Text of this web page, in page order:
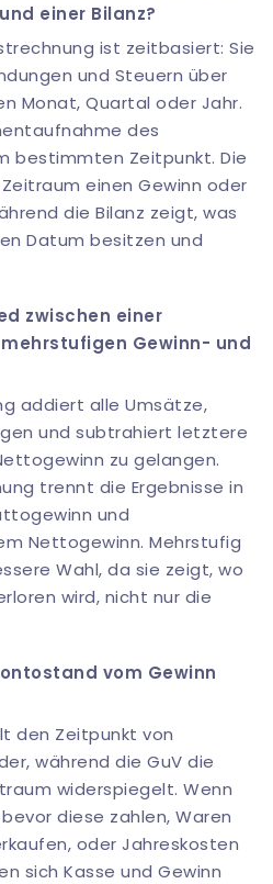
einer Bilanz?
ist zeitbasiert: Sie
und Steuern über
Monat, Quartal oder Jahr.
des
bestimmten Zeitpunkt. Die
einen Gewinn oder
die Bilanz zeigt, was
Datum besitzen und
zwischen einer
Gewinn- und
addiert alle Umsätze,
und subtrahiert letztere
zu gelangen.
trennt die Ergebnisse in
und
Nettogewinn. Mehrstufig
Wahl, da sie zeigt, wo
wird, nicht nur die
vom Gewinn
den Zeitpunkt von
während die GuV die
widerspiegelt. Wenn
diese zahlen, Waren
oder Jahreskosten
sich Kasse und Gewinn